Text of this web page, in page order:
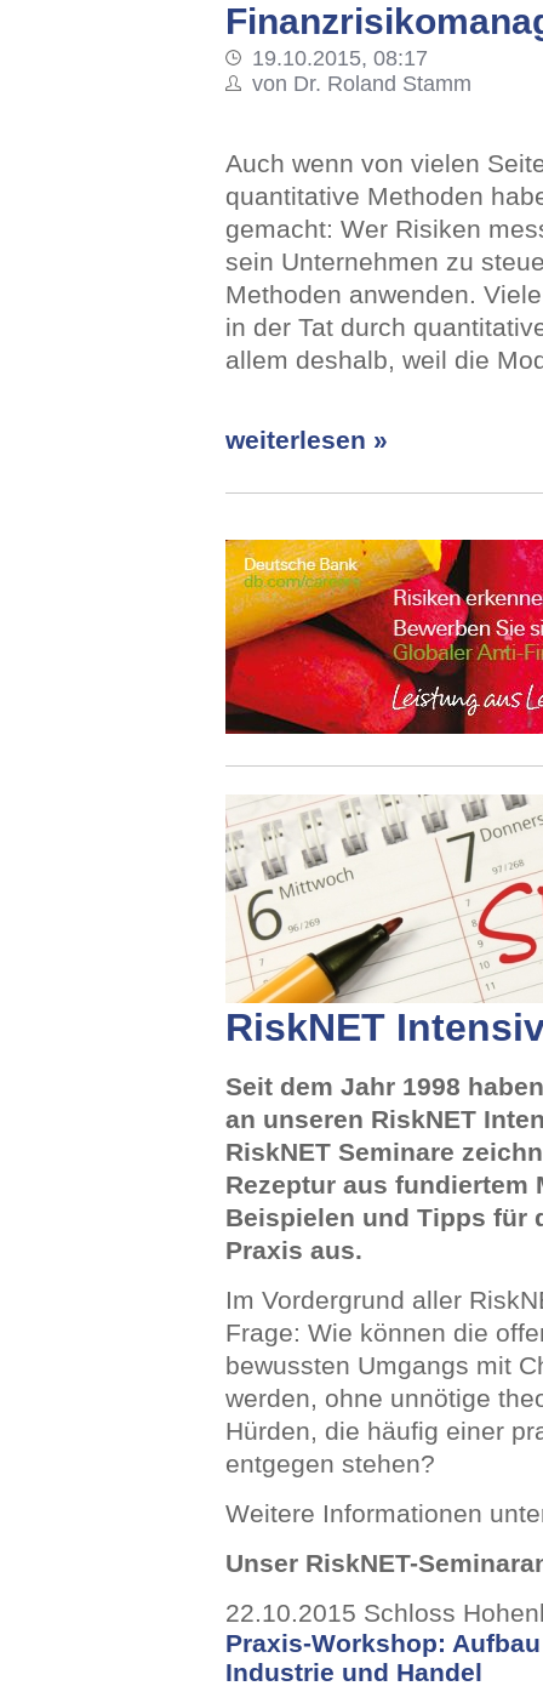
19.10.2015, 08:17
von Dr. Roland Stamm
Auch wenn von vielen
quantitative Methoden
gemacht: Wer Risiken
sein Unternehmen zu
Methoden anwenden.
in der Tat durch
allem deshalb, weil die
weiterlesen »
RiskNET
Seit dem Jahr 1998
an unseren RiskNET
RiskNET Seminare
Rezeptur aus fundiertem
Beispielen und Tipps für
Praxis aus.
Im Vordergrund aller
Frage: Wie können die
bewussten Umgangs mit
werden, ohne unnötige
Hürden, die häufig einer
entgegen stehen?
Weitere Informationen
Unser RiskNET-
22.10.2015 Schloss
Praxis-Workshop:
Industrie und Handel